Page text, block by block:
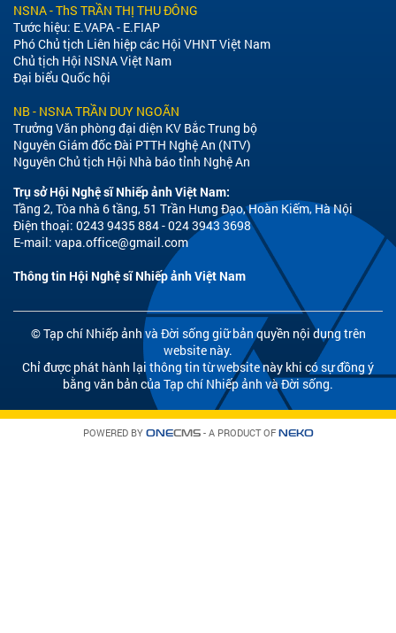
NSNA - ThS TRẦN THỊ THU ĐÔNG
Tước hiệu: E.VAPA - E.FIAP
Phó Chủ tịch Liên hiệp các Hội VHNT Việt Nam
Chủ tịch Hội NSNA Việt Nam
Đại biểu Quốc hội
NB - NSNA TRẦN DUY NGOÃN
Trưởng Văn phòng đại diện KV Bắc Trung bộ
Nguyên Giám đốc Đài PTTH Nghệ An (NTV)
Nguyên Chủ tịch Hội Nhà báo tỉnh Nghệ An
Trụ sở Hội Nghệ sĩ Nhiếp ảnh Việt Nam:
Tầng 2, Tòa nhà 6 tầng, 51 Trần Hưng Đạo, Hoàn Kiếm, Hà Nội
Điện thoại: 0243 9435 884 - 024 3943 3698
E-mail: vapa.office@gmail.com
Thông tin Hội Nghệ sĩ Nhiếp ảnh Việt Nam
© Tạp chí Nhiếp ảnh và Đời sống giữ bản quyền nội dung trên
website này.
Chỉ được phát hành lại thông tin từ website này khi có sự đồng ý
bằng văn bản của Tạp chí Nhiếp ảnh và Đời sống.
POWERED BY ONECMS- A PRODUCT OF NEKO